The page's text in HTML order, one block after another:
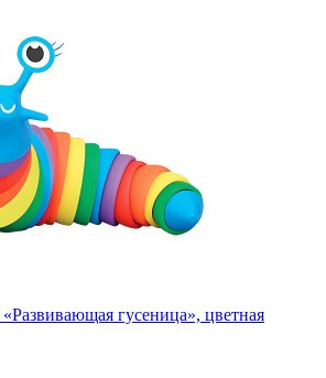
гусеница», цветная